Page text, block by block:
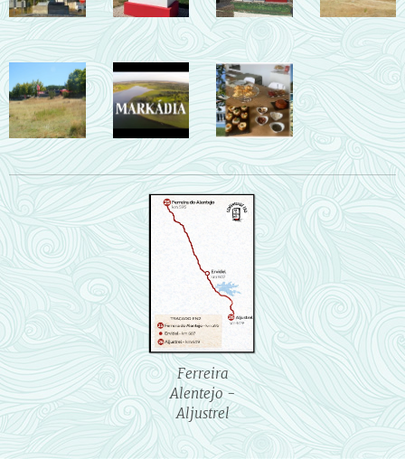
Ferreira
Alentejo -
Aljustrel